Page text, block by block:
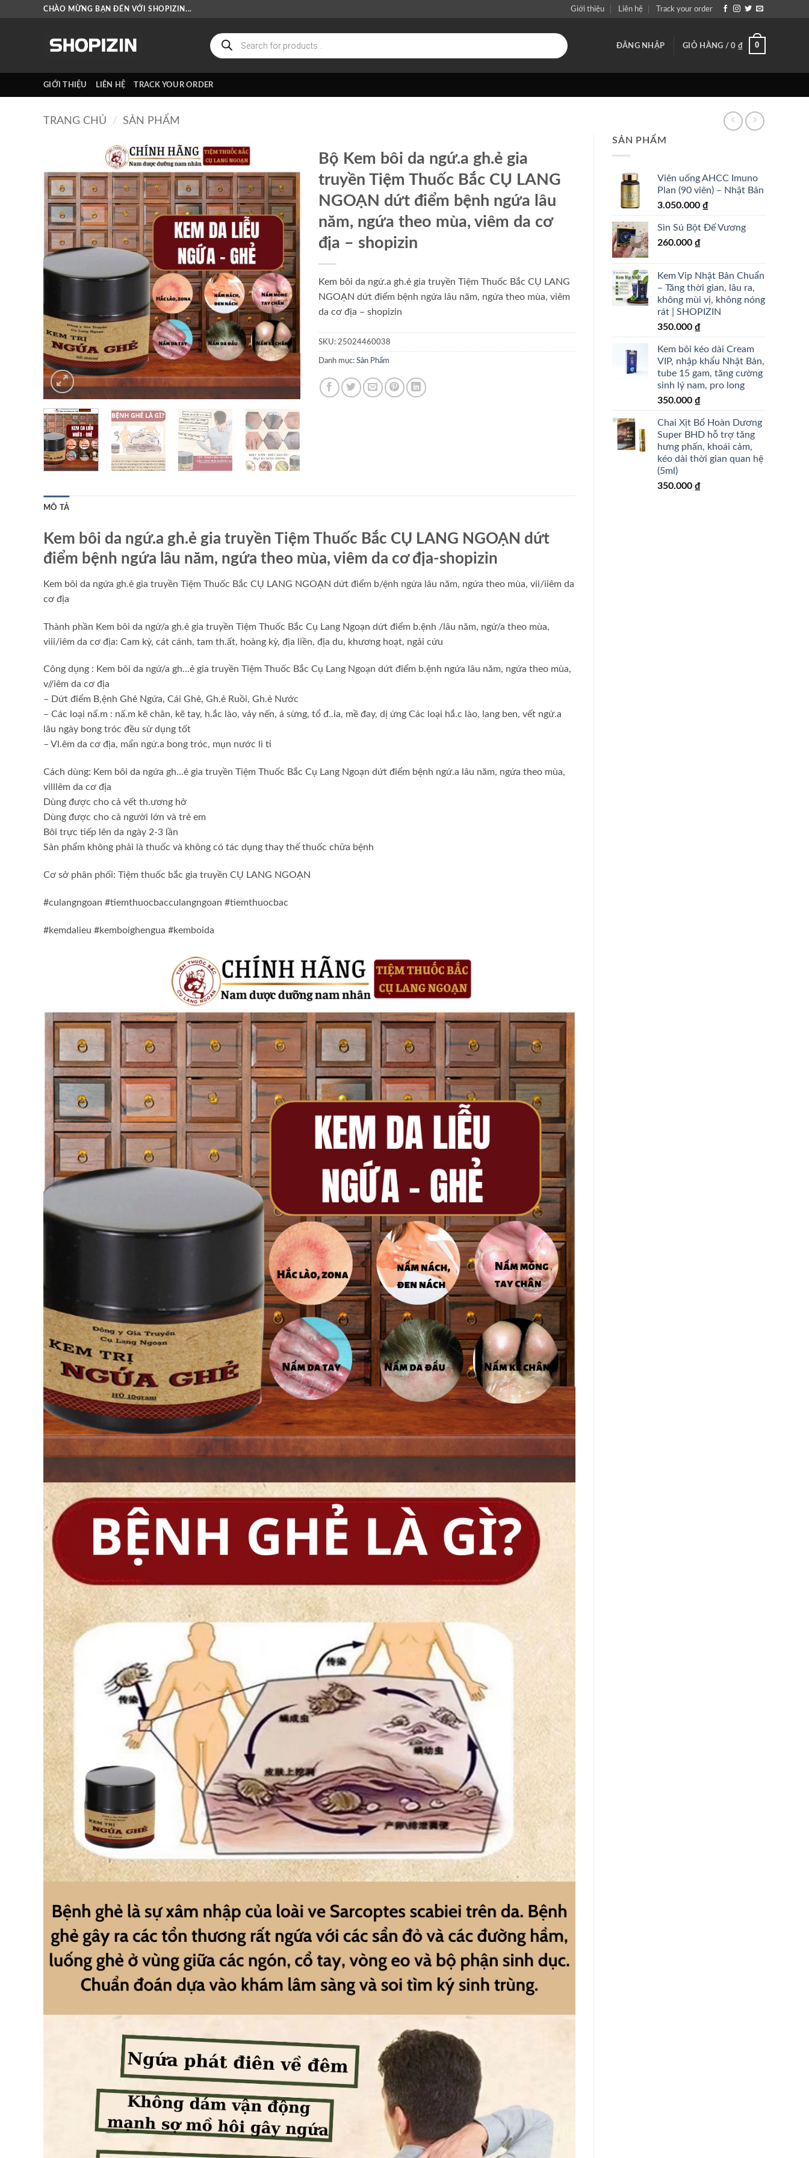
CHÀO MỪNG BẠN ĐẾN VỚI SHOPIZIN... Giới thiệu Liên hệ Track your order
Tìm
kiếm
sản
phẩm
ĐĂNG NHẬP GIỎ HÀNG /0 ₫ 0
GIỚI THIỆU LIÊN HỆ TRACK YOUR ORDER
TRANG CHỦ / SẢN PHẨM
SẢN PHẨM
Viên uống AHCC Imuno
Plan (90 viên) – Nhật Bản
3.050.000 ₫
Sìn Sú Bột Đế Vương
260.000 ₫
Kem Vip Nhật Bản Chuẩn
– Tăng thời gian, lâu ra,
không mùi vị, không nóng
rát | SHOPIZIN
350.000 ₫
Kem bôi kéo dài Cream
VIP, nhập khẩu Nhật Bản,
tube 15 gam, tăng cường
sinh lý nam, pro long
350.000 ₫
Chai Xịt Bổ Hoàn Dương
Super BHD hỗ trợ tăng
hưng phấn, khoái cảm,
kéo dài thời gian quan hệ
(5ml)
350.000 ₫
Bộ Kem bôi da ngứ.a gh.ẻ gia
truyền Tiệm Thuốc Bắc CỤ LANG
NGOẠN dứt điểm bệnh ngứa lâu
năm, ngứa theo mùa, viêm da cơ
địa – shopizin
Kem bôi da ngứ.a gh.ẻ gia truyền Tiệm Thuốc Bắc CỤ LANG
NGOẠN dứt điểm bệnh ngứa lâu năm, ngứa theo mùa, viêm
da cơ địa – shopizin
SKU: 25024460038
Danh mục: Sản Phẩm
MÔ TẢ
Kem bôi da ngứ.a gh.ẻ gia truyền Tiệm Thuốc Bắc CỤ LANG NGOẠN dứt
điểm bệnh ngứa lâu năm, ngứa theo mùa, viêm da cơ địa-shopizin
Kem bôi da ngứa gh.ẻ gia truyền Tiệm Thuốc Bắc CỤ LANG NGOẠN dứt điểm b/ệnh ngứa lâu năm, ngứa theo mùa, vii/iiêm da
cơ địa
Thành phần Kem bôi da ngứ/a gh.ẻ gia truyền Tiệm Thuốc Bắc Cụ Lang Ngoạn dứt điểm b.ệnh /lâu năm, ngứ/a theo mùa,
viii/iêm da cơ địa: Cam kỳ, cát cánh, tam th.ất, hoàng kỳ, địa liền, địa du, khương hoạt, ngải cứu
Công dụng : Kem bôi da ngứ/a gh…ẻ gia truyền Tiệm Thuốc Bắc Cụ Lang Ngoạn dứt điểm b.ệnh ngứa lâu năm, ngứa theo mùa,
v//iêm da cơ địa
– Dứt điểm B,ệnh Ghẻ Ngứa, Cái Ghẻ, Gh.ẻ Ruồi, Gh.ẻ Nước
– Các loại nấ.m : nấ.m kẽ chân, kẽ tay, h.ắc lào, vảy nến, á sừng, tổ đ..ỉa, mề đay, dị ứng Các loại hắ.c lào, lang ben, vết ngứ.a
lâu ngày bong tróc đều sử dụng tốt
– Vl.êm da cơ địa, mẩn ngứ.a bong tróc, mụn nước li ti
Cách dùng: Kem bôi da ngứa gh…ẻ gia truyền Tiệm Thuốc Bắc Cụ Lang Ngoạn dứt điểm bệnh ngứ.a lâu năm, ngứa theo mùa,
villlêm da cơ địa
Dùng được cho cả vết th.ương hở
Dùng được cho cả người lớn và trẻ em
Bôi trực tiếp lên da ngày 2-3 lần
Sản phẩm không phải là thuốc và không có tác dụng thay thế thuốc chữa bệnh
Cơ sở phân phối: Tiệm thuốc bắc gia truyền CỤ LANG NGOẠN
#culangngoan #tiemthuocbacculangngoan #tiemthuocbac
#kemdalieu #kemboighengua #kemboida